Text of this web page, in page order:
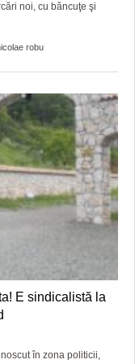
noi, cu băncuţe şi
robu
E sindicalistă la
în zona politicii,